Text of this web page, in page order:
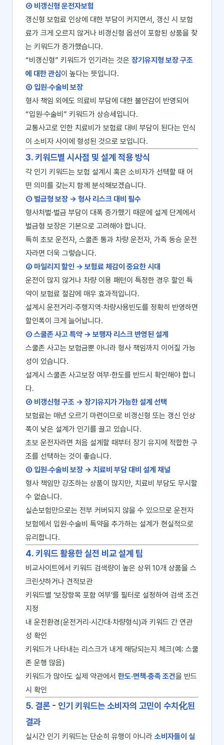
④ 비갱신형 운전자보험
갱신형 보험료 인상에 대한 부담이 커지면서, 갱신 시 보험
료가 크게 오르지 않거나 비갱신형 옵션이 포함된 상품을 찾
는 키워드가 증가했습니다.
“비갱신형” 키워드가 인기라는 것은 장기유지형 보장 구조
에 대한 관심이 높다는 뜻입니다.
⑤ 입원·수술비 보장
형사 책임 외에도 의료비 부담에 대한 불안감이 반영되어
“입원·수술비” 키워드가 상승세입니다.
교통사고로 인한 치료비가 보험료 대비 부담이 된다는 인식
이 소비자 사이에 형성된 것으로 보입니다.
3. 키워드별 시사점 및 설계 적용 방식
각 인기 키워드는 보험 설계시 혹은 소비자가 선택할 때 어
떤 의미를 갖는지 함께 분석해보겠습니다.
① 벌금형 보장 → 형사 리스크 대비 필수
형사처벌·벌금 부담이 대폭 증가했기 때문에 설계 단계에서
벌금형 보장은 기본으로 고려해야 합니다.
특히 초보 운전자, 스쿨존 통과 차량 운전자, 가족 동승 운전
자라면 더욱 그렇습니다.
② 마일리지 할인 → 보험료 체감이 중요한 시대
운전이 많지 않거나 차량 이용 패턴이 특정한 경우 할인 특
약이 보험료 절감에 매우 효과적입니다.
설계시 운전거리·주행지역·차량사용빈도를 정확히 반영하면
할인폭이 크게 늘어납니다.
③ 스쿨존 사고 특약 → 보행자 리스크 반영된 설계
스쿨존 사고는 보험금뿐 아니라 형사 책임까지 이어질 가능
성이 있습니다.
설계시 스쿨존 사고보장 여부·한도를 반드시 확인해야 합니
다.
④ 비갱신형 구조 → 장기유지가 가능한 설계 선택
보험료는 매년 오르기 마련이므로 비갱신형 또는 갱신 인상
폭이 낮은 설계가 인기를 끌고 있습니다.
초보 운전자라면 처음 설계할 때부터 장기 유지에 적합한 구
조를 선택하는 것이 좋습니다.
⑤ 입원·수술비 보장 → 치료비 부담 대비 설계 채널
형사 책임만 강조하는 상품이 많지만, 치료비 부담도 무시할
수 없습니다.
실손보험만으로는 전부 커버되지 않을 수 있으므로 운전자
보험에서 입원·수술비 특약을 추가하는 설계가 현실적으로
유리합니다.
4. 키워드 활용한 실전 비교 설계 팁
비교사이트에서 키워드 검색량이 높은 상위 10개 상품을 스
크린샷하거나 견적보관
키워드별 ‘보장항목 포함 여부’를 필터로 설정하여 검색 조건
지정
내 운전환경(운전거리·시간대·차량형식)과 키워드 간 연관
성 확인
키워드가 나타내는 리스크가 내게 해당되는지 체크(예: 스쿨
존 운행 많음)
키워드가 많아도 실제 약관에서 한도·면책·충족 조건을 반드
시 확인
5. 결론 - 인기 키워드는 소비자의 고민이 수치化된
결과
실시간 인기 키워드는 단순히 유행이 아니라 소비자들이 실